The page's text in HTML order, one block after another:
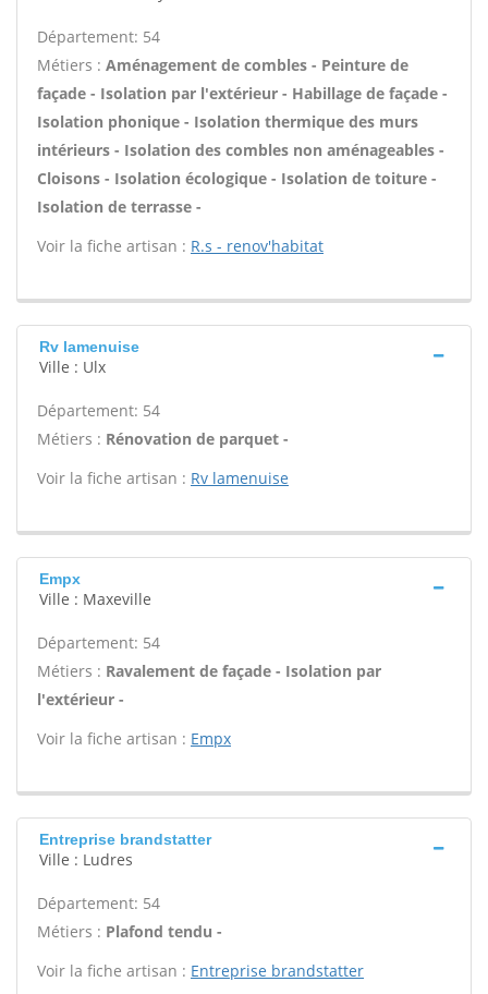
Département: 54
Métiers : Aménagement de combles - Peinture de
façade - Isolation par l'extérieur - Habillage de façade -
Isolation phonique - Isolation thermique des murs
intérieurs - Isolation des combles non aménageables -
Cloisons - Isolation écologique - Isolation de toiture -
Isolation de terrasse -
Voir la fiche artisan : R.s - renov'habitat
Rv lamenuise
Ville : Ulx
Département: 54
Métiers : Rénovation de parquet -
Voir la fiche artisan : Rv lamenuise
Empx
Ville : Maxeville
Département: 54
Métiers : Ravalement de façade - Isolation par
l'extérieur -
Voir la fiche artisan : Empx
Entreprise brandstatter
Ville : Ludres
Département: 54
Métiers : Plafond tendu -
Voir la fiche artisan : Entreprise brandstatter